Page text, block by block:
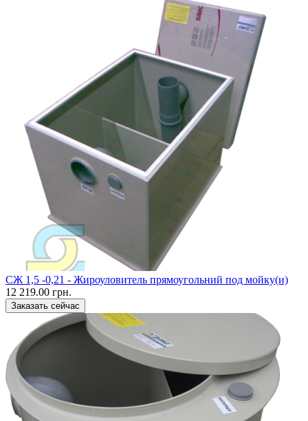
CЖ 1,5 -0,21 - Жироуловитель прямоугольний под мойку(и)
12 219.00 грн.
Заказать сейчас